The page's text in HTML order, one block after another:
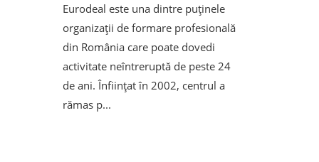
Eurodeal este una dintre puținele
organizații de formare profesională
din România care poate dovedi
activitate neîntreruptă de peste 24
de ani. Înființat în 2002, centrul a
rămas p...